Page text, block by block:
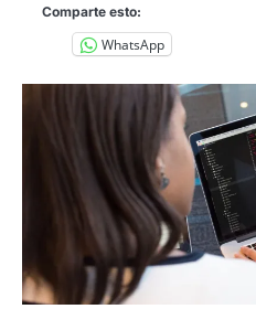
Comparte esto:
WhatsApp